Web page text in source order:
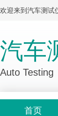
欢迎来到汽车测试
汽车
Auto Testing
首页